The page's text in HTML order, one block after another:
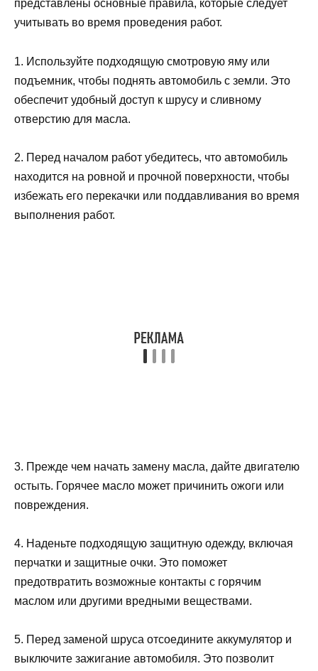
представлены основные правила, которые следует
учитывать во время проведения работ.
1. Используйте подходящую смотровую яму или
подъемник, чтобы поднять автомобиль с земли. Это
обеспечит удобный доступ к шрусу и сливному
отверстию для масла.
2. Перед началом работ убедитесь, что автомобиль
находится на ровной и прочной поверхности, чтобы
избежать его перекачки или поддавливания во время
выполнения работ.
3. Прежде чем начать замену масла, дайте двигателю
остыть. Горячее масло может причинить ожоги или
повреждения.
4. Наденьте подходящую защитную одежду, включая
перчатки и защитные очки. Это поможет
предотвратить возможные контакты с горячим
маслом или другими вредными веществами.
5. Перед заменой шруса отсоедините аккумулятор и
выключите зажигание автомобиля. Это позволит